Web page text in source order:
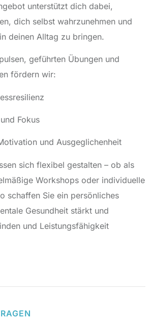
unterstützt dich dabei,
dich selbst wahrzunehmen und
deinen Alltag zu bringen.
geführten Übungen und
fördern wir:
Fokus
und Ausgeglichenheit
sich flexibel gestalten – ob als
Workshops oder individuelle
schaffen Sie ein persönliches
Gesundheit stärkt und
und Leistungsfähigkeit